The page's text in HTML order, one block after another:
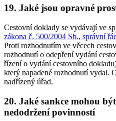
19. Jaké jsou opravné
Cestovní doklady se vydávají ve
zákona č. 500/2004 Sb., správní
Proti rozhodnutím ve věcech
rozhodnutí o odepření vydání
řízení o vydání cestovního
který napadené rozhodnutí vydal.
nadřízený úřad.
20. Jaké sankce mohou
nedodržení povinností